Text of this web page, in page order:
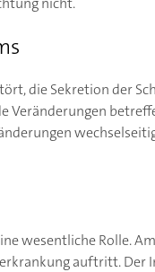
die Sekretion der
wesentliche Rolle.
auftritt.